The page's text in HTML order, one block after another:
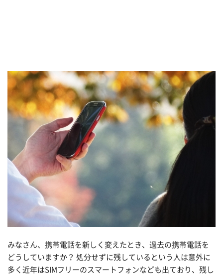
みなさん、携帯電話を新しく変えたとき、過去の携帯電話を
どうしていますか？ 処分せずに残しているという人は意外に
多く近年はSIMフリーのスマートフォンなども出ており、残し